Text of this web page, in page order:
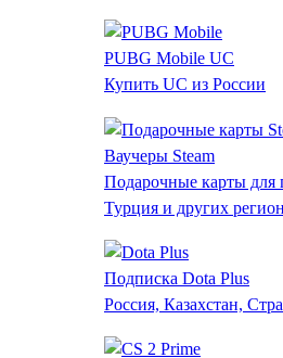
PUBG Mobile UC
Купить UC из России
Ваучеры Steam
Подарочные карты для
Турция и других
Подписка Dota Plus
Россия, Казахстан,